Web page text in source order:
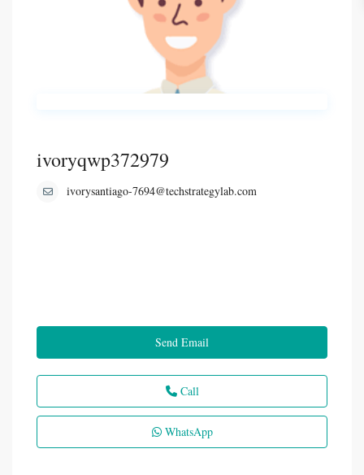
ivoryqwp372979
ivorysantiago-7694@techstrategylab.com
Send Email
Call
WhatsApp